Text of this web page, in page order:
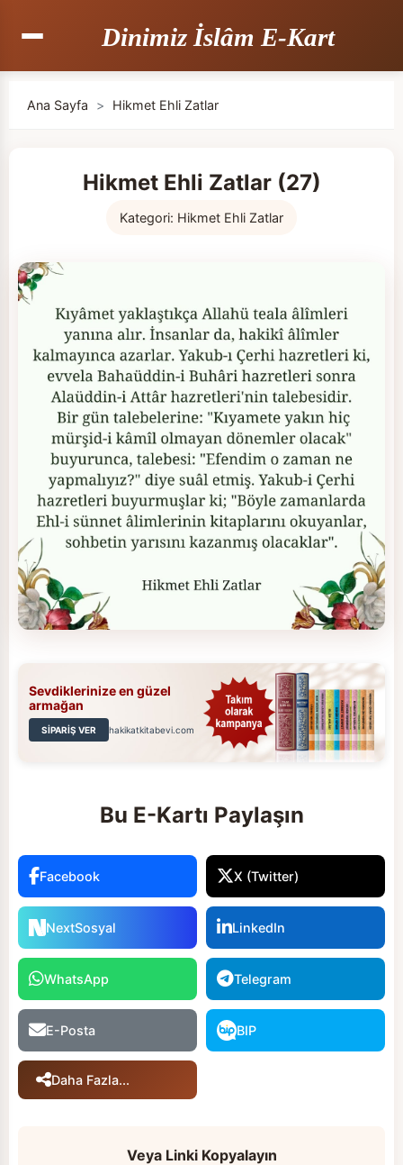
Dinimiz İslâm E-Kart
Ana Sayfa > Hikmet Ehli Zatlar
Hikmet Ehli Zatlar (27)
Kategori: Hikmet Ehli Zatlar
Sevdiklerinize en güzel
armağan
SİPARİŞ VER hakikatkitabevi.com
Bu E-Kartı Paylaşın
Facebook X (Twitter)
NextSosyal LinkedIn
WhatsApp Telegram
E-Posta BIP
Daha Fazla...
Veya Linki Kopyalayın